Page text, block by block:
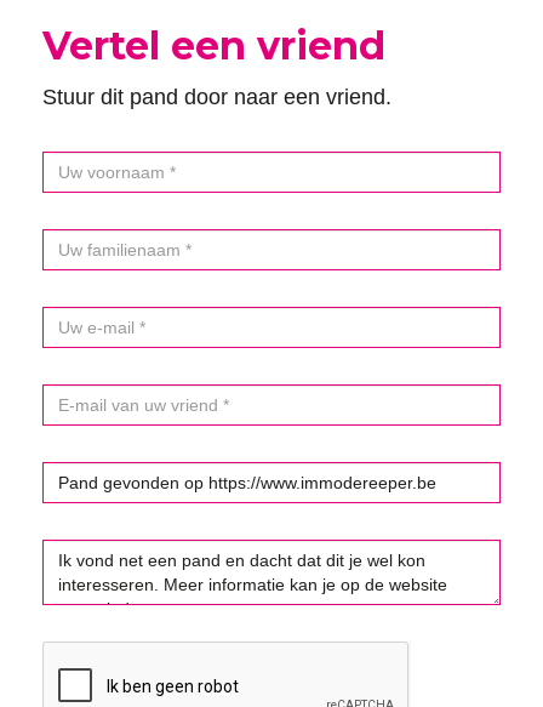
Vertel een vriend
Stuur dit pand door naar een vriend.